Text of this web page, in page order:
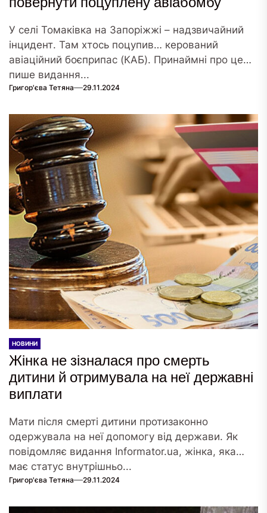
У селі Томаківка на Запоріжжі – надзвичайний
інцидент. Там хтось поцупив… керований
авіаційний боєприпас (КАБ). Принаймні про це
пише видання...
Григор'єва Тетяна 29.11.2024
НОВИНИ
Жінка не зізналася про смерть
дитини й отримувала на неї державні
виплати
Мати після смерті дитини протизаконно
одержувала на неї допомогу від держави. Як
повідомляє видання Informator.ua, жінка, яка
має статус внутрішньо...
Григор'єва Тетяна 29.11.2024